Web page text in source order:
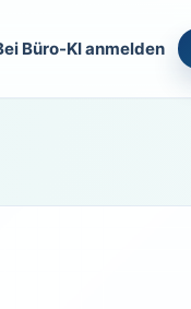
Büro-KI anmelden